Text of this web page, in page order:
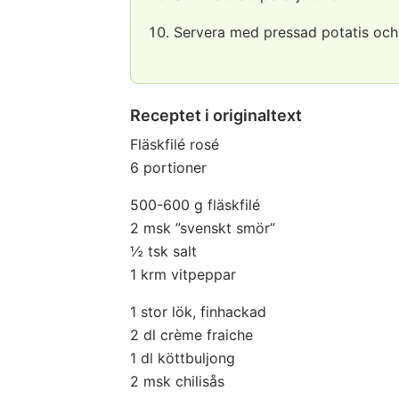
Servera med pressad potatis
Receptet i originaltext
Fläskfilé rosé
6 portioner
500-600 g fläskfilé
2 msk ”svenskt smör”
½ tsk salt
1 krm vitpeppar
1 stor lök, finhackad
2 dl crème fraiche
1 dl köttbuljong
2 msk chilisås